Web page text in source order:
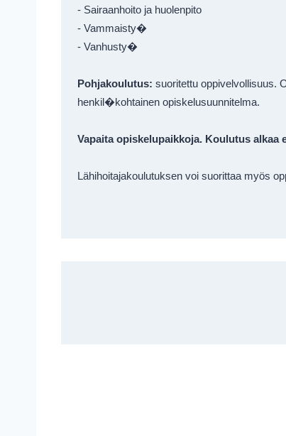
- Sairaanhoito ja huolenpito
- Vammaisty�
- Vanhusty�
Pohjakoulutus: suoritettu oppivelvollisuus.
henkil�kohtainen opiskelusuunnitelma.
Vapaita opiskelupaikkoja. Koulutus alkaa
Lähihoitajakoulutuksen voi suorittaa myös